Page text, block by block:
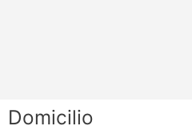
Domicilio